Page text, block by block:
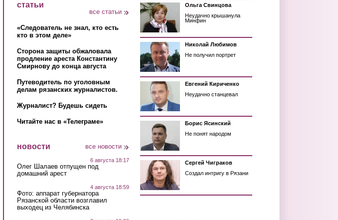
статьи
все статьи
«Следователь не знал, кто есть
кто в этом деле»
Сторона защиты обжаловала
продление ареста Константину
Смирнову до конца августа
Путеводитель по уголовным
делам рязанских журналистов.
Журналист? Будешь сидеть
Читайте нас в «Телеграме»
новости все новости
6 августа 18:17
Олег Шалаев отпущен под
домашний арест
4 августа 18:59
Фото: аппарат губернатора
Рязанской области возглавил
выходец из Челябинска
Ольга Свинцова
Неудачно крышанула
Минфин
Николай Любимов
Не получил портрет
Евгений Кириченко
Неудачно станцевал
Борис Ясинский
Не понят народом
Сергей Чиграков
Создал интригу в Рязани